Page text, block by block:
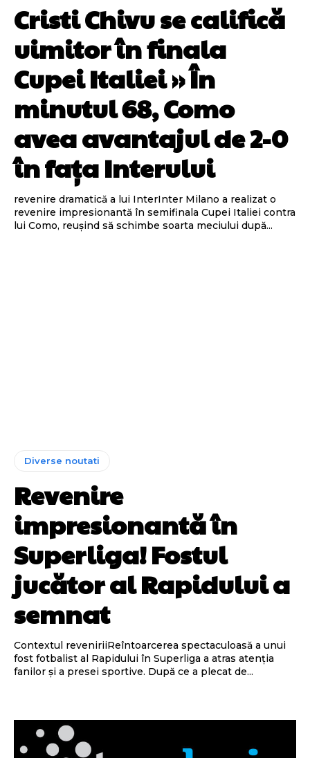
Cristi Chivu se califică
uimitor în finala
Cupei Italiei » În
minutul 68, Como
avea avantajul de 2-0
în fața Interului
revenire dramatică a lui InterInter Milano a realizat o
revenire impresionantă în semifinala Cupei Italiei contra
lui Como, reușind să schimbe soarta meciului după...
Diverse noutati
Revenire
impresionantă în
Superliga! Fostul
jucător al Rapidului a
semnat
Contextul reveniriiReîntoarcerea spectaculoasă a unui
fost fotbalist al Rapidului în Superliga a atras atenția
fanilor și a presei sportive. După ce a plecat de...